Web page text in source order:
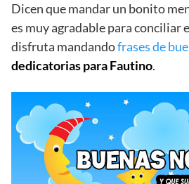
Dicen que mandar un bonito
es muy agradable para conciliar
disfruta mandandofrases de
dedicatorias para Fautino.